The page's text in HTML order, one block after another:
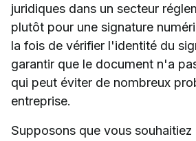
juridiques dans un secteur
plutôt pour une signature
la fois de vérifier l'identité du
garantir que le document n'a
qui peut éviter de nombreux
entreprise.
Supposons que vous